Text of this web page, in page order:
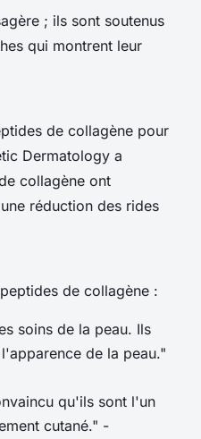
; ils sont soutenus
qui montrent leur
de collagène pour
Dermatology a
collagène ont
réduction des rides
de collagène :
soins de la peau. Ils
de la peau."
qu'ils sont l'un
cutané." -